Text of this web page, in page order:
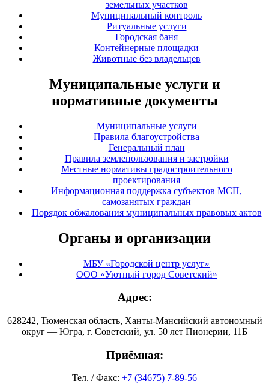
земельных участков
Муниципальный контроль
Ритуальные услуги
Городская баня
Контейнерные площадки
Животные без владельцев
Муниципальные услуги и
нормативные документы
Муниципальные услуги
Правила благоустройства
Генеральный план
Правила землепользования и застройки
Местные нормативы градостроительного
проектирования
Информационная поддержка субъектов МСП,
самозанятых граждан
Порядок обжалования муниципальных правовых актов
Органы и организации
МБУ «Городской центр услуг»
ООО «Уютный город Советский»
Адрес:
628242, Тюменская область, Ханты-Мансийский автономный
округ — Югра, г. Советский, ул. 50 лет Пионерии, 11Б
Приёмная:
Тел. / Факс: +7 (34675) 7-89-56